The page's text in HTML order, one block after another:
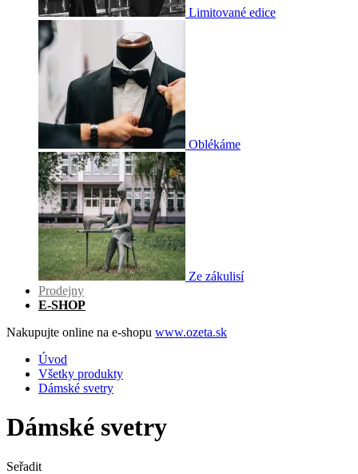
Limitované edice
Oblékáme
Ze zákulisí
Prodejny
E-SHOP
Nakupujte online na e-shopu www.ozeta.sk
Úvod
Všetky produkty
Dámské svetry
Dámské svetry
Seřadit